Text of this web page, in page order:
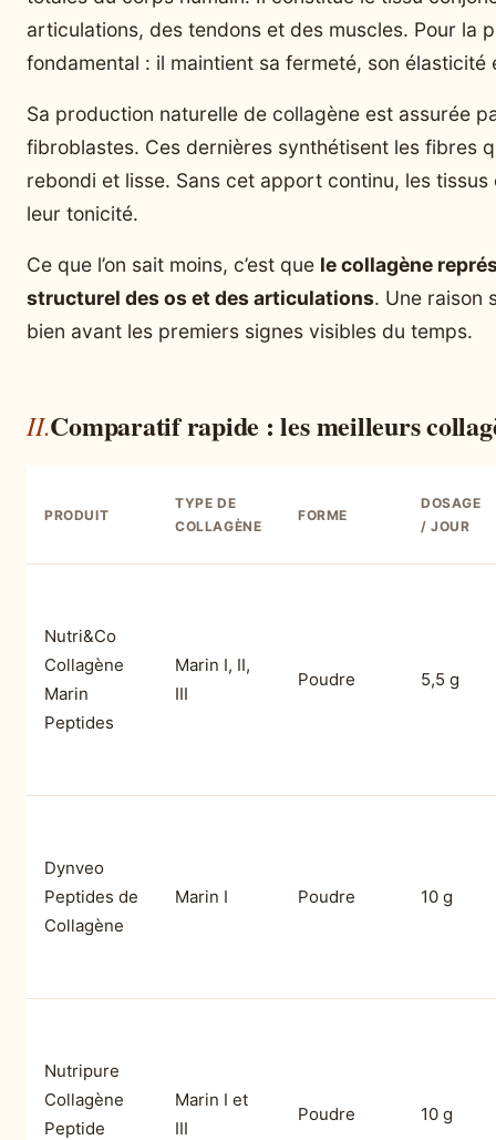
articulations, des tendons et des muscles. Pour la
fondamental : il maintient sa fermeté, son élasticité
Sa production naturelle de collagène est assurée
fibroblastes. Ces dernières synthétisent les fibres
rebondi et lisse. Sans cet apport continu, les
leur tonicité.
Ce que l’on sait moins, c’est que le collagène
structurel des os et des articulations. Une raison
bien avant les premiers signes visibles du temps.
Comparatif rapide : les meilleurs
PRODUIT
TYPE DE
COLLAGÈNE
FORME
DOSAGE
/ JOUR
Nutri&Co
Collagène
Marin
Peptides
Marin I, II,
III
Poudre 5,5 g
Dynveo
Peptides de
Collagène
Marin I Poudre 10 g
Nutripure
Collagène
Peptide
Marin I et
III
Poudre 10 g